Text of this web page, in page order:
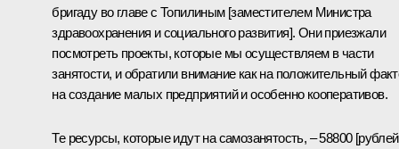
бригаду во главе с Топилиным [заместителем Министра
здравоохранения и социального развития]. Они приезжали
посмотреть проекты, которые мы осуществляем в части
занятости, и обратили внимание как на положительный
на создание малых предприятий и особенно кооперативов.
Те ресурсы, которые идут на самозанятость, – 58800